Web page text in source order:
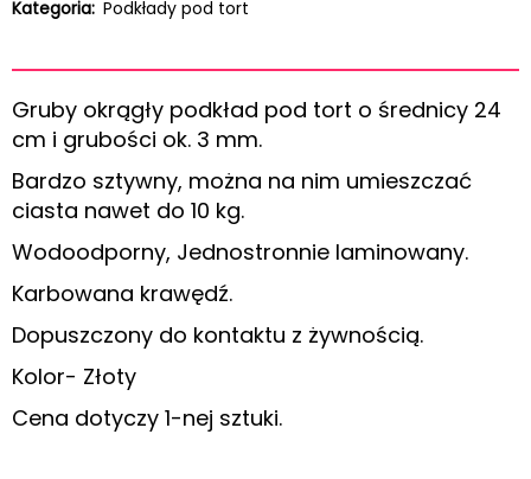
Kategoria: Podkłady pod tort
Gruby okrągły podkład pod tort o średnicy 24
cm i grubości ok. 3 mm.
Bardzo sztywny, można na nim umieszczać
ciasta nawet do 10 kg.
Wodoodporny, Jednostronnie laminowany.
Karbowana krawędź.
Dopuszczony do kontaktu z żywnością.
Kolor- Złoty
Cena dotyczy 1-nej sztuki.